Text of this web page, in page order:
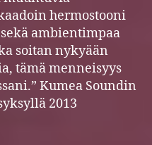
hermostooni
ambientimpaa
soitan nykyään
tämä menneisyys
Kumea Soundin
2013